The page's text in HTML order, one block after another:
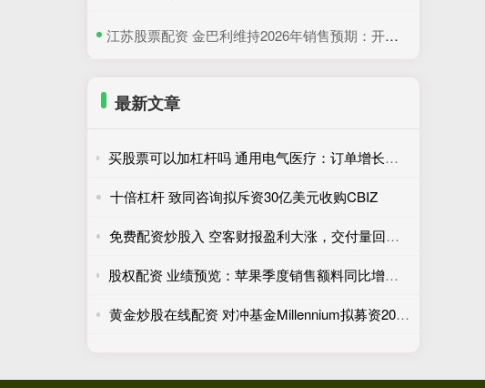
​江苏股票配资 金巴利维持2026年销售预期：开胃酒需求走高，抵消美国波本威士忌销量下滑
最新文章
买股票可以加杠杆吗 通用电气医疗：订单增长、市场需求旺盛拉动营收走高
十倍杠杆 致同咨询拟斥资30亿美元收购CBIZ
免费配资炒股入 空客财报盈利大涨，交付量回暖提振全年业绩信心
股权配资 业绩预览：苹果季度销售额料同比增长16% 主要贡献来自iPhone
黄金炒股在线配资 对冲基金Millennium拟募资200亿美元